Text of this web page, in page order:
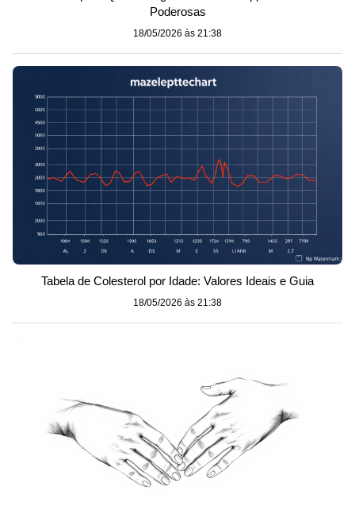
Poderosas
18/05/2026 às 21:38
Tabela de Colesterol por Idade: Valores Ideais e Guia
18/05/2026 às 21:38